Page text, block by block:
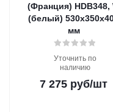
(Франция) HDB348,
(белый)
мм
Уточнить по
наличию
7 275 руб/шт